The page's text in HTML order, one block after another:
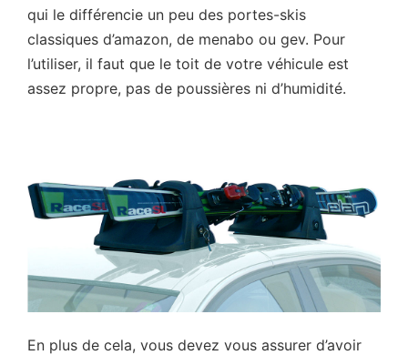
qui le différencie un peu des portes-skis
classiques d’amazon, de menabo ou gev. Pour
l’utiliser, il faut que le toit de votre véhicule est
assez propre, pas de poussières ni d’humidité.
En plus de cela, vous devez vous assurer d’avoir